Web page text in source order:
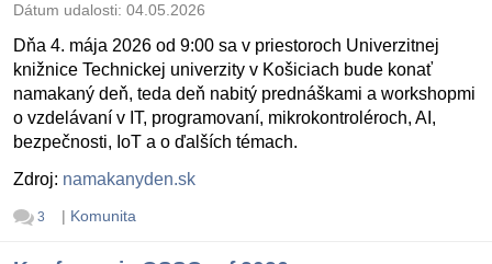
Dátum udalosti: 04.05.2026
Dňa 4. mája 2026 od 9:00 sa v priestoroch Univerzitnej
knižnice Technickej univerzity v Košiciach bude konať
namakaný deň, teda deň nabitý prednáškami a workshopmi
o vzdelávaní v IT, programovaní, mikrokontroléroch, AI,
bezpečnosti, IoT a o ďalších témach.
Zdroj: namakanyden.sk
3 | Komunita